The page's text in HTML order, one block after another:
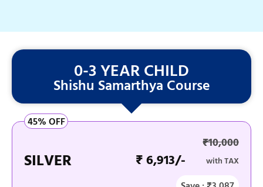
0-3 YEAR CHILD
Shishu Samarthya Course
45% OFF
₹10,000
SILVER ₹ 6,913/- with TAX